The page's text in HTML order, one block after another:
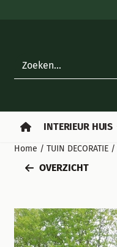
Zoeken
INTERIEUR HUIS
Home / TUIN DECORATIE /
OVERZICHT